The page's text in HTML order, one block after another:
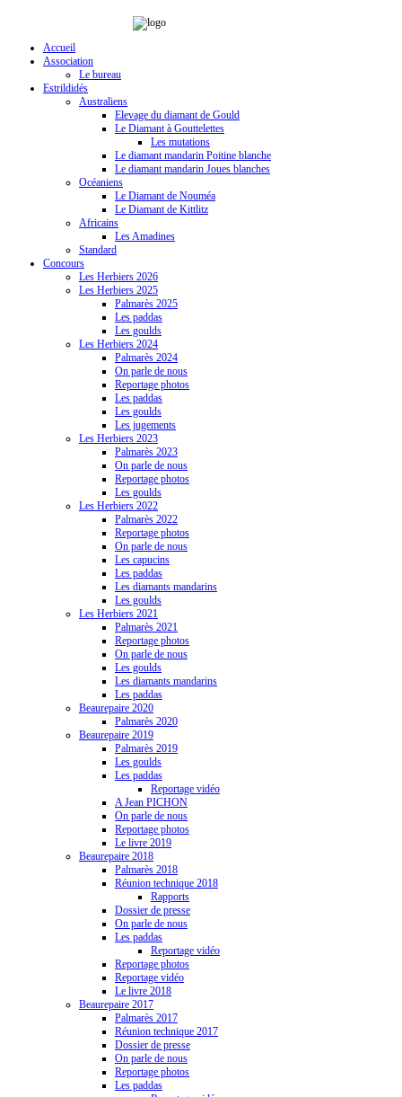
Accueil
Association
Le bureau
Estrildidés
Australiens
Elevage du diamant de Gould
Le Diamant à Gouttelettes
Les mutations
Le diamant mandarin Poitine blanche
Le diamant mandarin Joues blanches
Océaniens
Le Diamant de Nouméa
Le Diamant de Kittlitz
Africains
Les Amadines
Standard
Concours
Les Herbiers 2026
Les Herbiers 2025
Palmarès 2025
Les paddas
Les goulds
Les Herbiers 2024
Palmarès 2024
On parle de nous
Reportage photos
Les paddas
Les goulds
Les jugements
Les Herbiers 2023
Palmarès 2023
On parle de nous
Reportage photos
Les goulds
Les Herbiers 2022
Palmarès 2022
Reportage photos
On parle de nous
Les capucins
Les paddas
Les diamants mandarins
Les goulds
Les Herbiers 2021
Palmarès 2021
Reportage photos
On parle de nous
Les goulds
Les diamants mandarins
Les paddas
Beaurepaire 2020
Palmarès 2020
Beaurepaire 2019
Palmarès 2019
Les goulds
Les paddas
Reportage vidéo
A Jean PICHON
On parle de nous
Reportage photos
Le livre 2019
Beaurepaire 2018
Palmarès 2018
Réunion technique 2018
Rapports
Dossier de presse
On parle de nous
Les paddas
Reportage vidéo
Reportage photos
Reportage vidéo
Le livre 2018
Beaurepaire 2017
Palmarès 2017
Réunion technique 2017
Dossier de presse
On parle de nous
Reportage photos
Les paddas